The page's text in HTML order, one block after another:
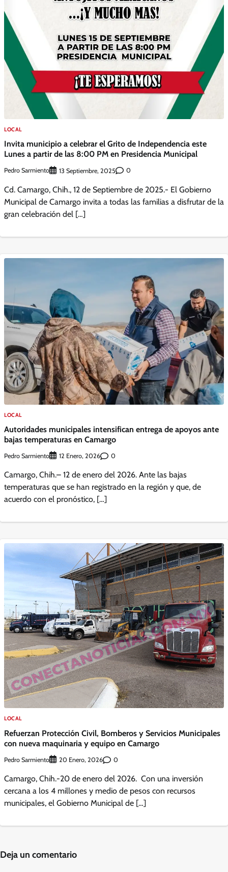
LOCAL
Invita municipio a celebrar el Grito de Independencia este
Lunes a partir de las 8:00 PM en Presidencia Municipal
Pedro Sarmiento 13 Septiembre, 2025 0
Cd. Camargo, Chih., 12 de Septiembre de 2025.- El Gobierno
Municipal de Camargo invita a todas las familias a disfrutar de la
gran celebración del […]
LOCAL
Autoridades municipales intensifican entrega de apoyos ante
bajas temperaturas en Camargo
Pedro Sarmiento 12 Enero, 2026 0
Camargo, Chih.– 12 de enero del 2026. Ante las bajas
temperaturas que se han registrado en la región y que, de
acuerdo con el pronóstico, […]
LOCAL
Refuerzan Protección Civil, Bomberos y Servicios Municipales
con nueva maquinaria y equipo en Camargo
Pedro Sarmiento 20 Enero, 2026 0
Camargo, Chih.-20 de enero del 2026. Con una inversión
cercana a los 4 millones y medio de pesos con recursos
municipales, el Gobierno Municipal de […]
Deja un comentario